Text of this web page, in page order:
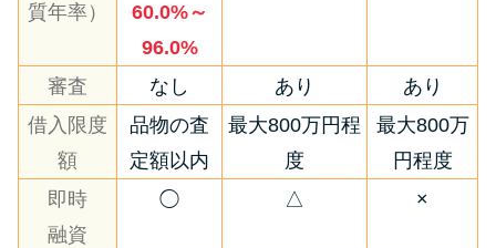
質年率）
60.0%～
96.0%
審査 なし あり
あり
借入限度
額
品物の査
定額以内
最大800万円程
度
最大800万
円程度
即時
融資
◯ △ ×